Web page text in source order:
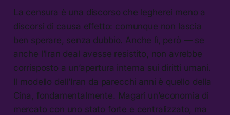
La censura è una discorso che legherei meno a
discorsi di causa effetto: comunque non lascia
ben sperare, senza dubbio. Anche lì, però — se
anche l’Iran deal avesse resistito, non avrebbe
corrisposto a un’apertura interna sui diritti umani.
Il modello dell’Iran da parecchi anni è quello della
Cina, fondamentalmente. Magari un’economia di
mercato con uno stato forte e centralizzato, ma